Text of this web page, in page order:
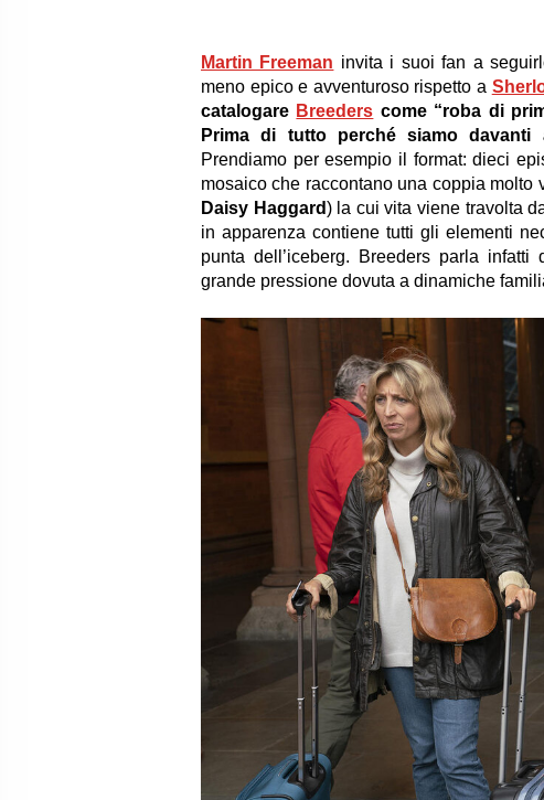
Martin Freeman invita i suoi fan a
meno epico e avventuroso rispetto a
catalogare Breeders come “roba di
Prima di tutto perché siamo
Prendiamo per esempio il format: dieci
mosaico che raccontano una coppia
Daisy Haggard) la cui vita viene travolta
in apparenza contiene tutti gli elementi
punta dell’iceberg. Breeders parla
grande pressione dovuta a dinamiche